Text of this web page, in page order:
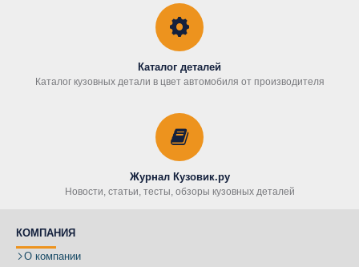
Каталог деталей
Каталог кузовных детали в цвет автомобиля от производителя
Журнал Кузовик.ру
Новости, статьи, тесты, обзоры кузовных деталей
КОМПАНИЯ
О компании